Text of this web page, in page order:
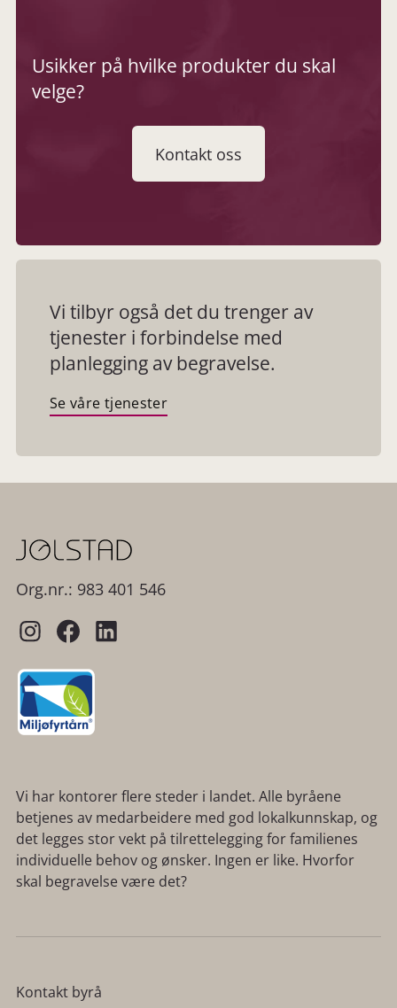
Vi tilbyr også det du trenger av
tjenester i forbindelse med
planlegging av begravelse.
Se våre tjenester
Usikker på hvilke produkter du skal
velge?
Kontakt oss
Org.nr.: 983 401 546
Vi har kontorer flere steder i landet. Alle byråene
betjenes av medarbeidere med god lokalkunnskap, og
det legges stor vekt på tilrettelegging for familienes
individuelle behov og ønsker. Ingen er like. Hvorfor
skal begravelse være det?
Kontakt byrå